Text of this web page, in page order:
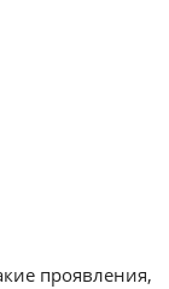
проявления,